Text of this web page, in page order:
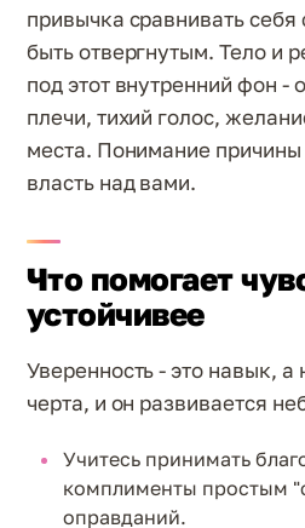
привычка сравнивать себя
быть отвергнутым. Тело и
под этот внутренний фон -
плечи, тихий голос,
места. Понимание
власть над вами.
Что помогает
устойчивее
Уверенность - это навык,
черта, и он развивается
Учитесь принимать
комплименты простым
оправданий.